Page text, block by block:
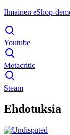
Ilmainen eShop-
Youtube
Metacritic
Steam
Ehdotuksia